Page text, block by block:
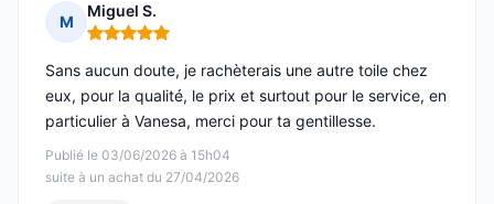
M
Miguel S.
Note : 5 sur 5
Publié le 03/06/2026 à 15h04
suite à un achat du 27/04/2026
Sans aucun doute, je rachèterais une autre toile chez
eux, pour la qualité, le prix et surtout pour le service, en
particulier à Vanesa, merci pour ta gentillesse.